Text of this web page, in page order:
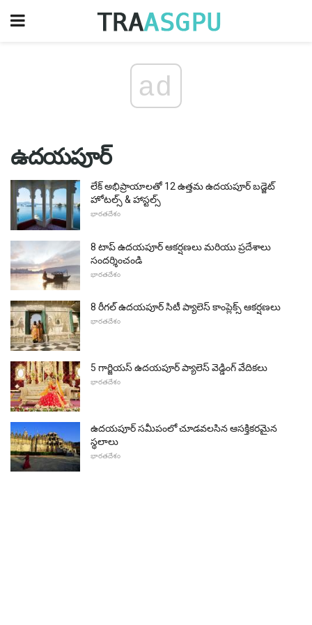
ad
ఉదయపూర్
లేక్ అభిప్రాయాలతో 12 ఉత్తమ ఉదయపూర్ బడ్జెట్
హోటల్స్ & హాస్టల్స్
భారతదేశం
8 టాప్ ఉదయపూర్ ఆకర్షణలు మరియు ప్రదేశాలు
సందర్శించండి
భారతదేశం
8 రీగల్ ఉదయపూర్ సిటీ ప్యాలెస్ కాంప్లెక్స్ ఆకర్షణలు
భారతదేశం
5 గార్జియస్ ఉదయపూర్ ప్యాలెస్ వెడ్డింగ్ వేదికలు
భారతదేశం
ఉదయపూర్ సమీపంలో చూడవలసిన ఆసక్తికరమైన
స్థలాలు
భారతదేశం